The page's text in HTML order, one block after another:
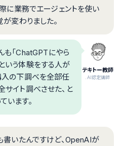
に業務でエージェントを使い
変わりました。
テキトー教師
.AI認定講師
も「ChatGPTにやら
いう体験をする人が
入の下調べを全部任
サイト調べさせた、と
います。
書いたんですけど、OpenAIが